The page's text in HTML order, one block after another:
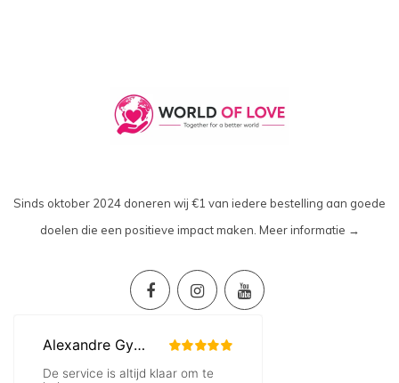
Sinds oktober 2024 doneren wij €1 van iedere bestelling aan goede
doelen die een positieve impact maken. Meer informatie →